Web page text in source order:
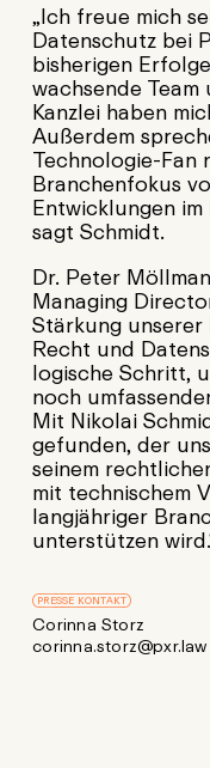
„Ich freue mich
Datenschutz bei
bisherigen
wachsende
Kanzlei haben
Außerdem
Technologie-Fan
Branchenfokus
Entwicklungen im
sagt Schmidt.
Dr. Peter
Managing
Stärkung unserer
Recht und
logische Schritt,
noch
Mit Nikolai
gefunden, der
seinem
mit technischem
langjähriger
unterstützen
PRESSE KONTAKT
Corinna Storz
corinna.storz@pxr.law